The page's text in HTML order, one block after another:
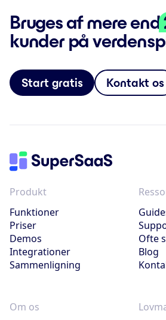
Bruges af mere end
kunder på
Start gratis Kontakt os
Produkt
Funktioner
Priser
Demos
Integrationer
Sammenligning
Ofte
Blog
Om os